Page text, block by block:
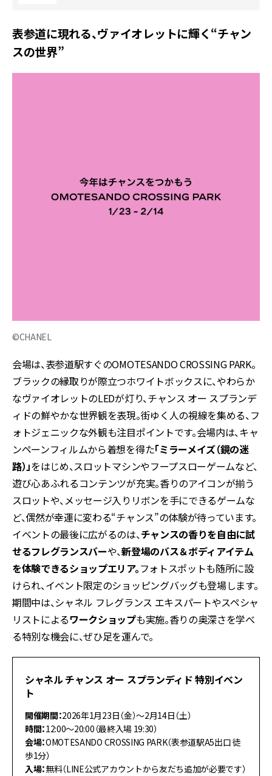
表参道に現れる、ヴァイオレットに輝く“チャン
スの世界”
©CHANEL
会場は、表参道駅すぐのOMOTESANDO CROSSING PARK。
ブラックの縁取りが際立つホワイトボックスに、やわらか
なヴァイオレットのLEDが灯り、チャンス オー スプランデ
ィドの鮮やかな世界観を表現。街ゆく人の視線を集める、フ
ォトジェニックな外観も注目ポイントです。会場内は、キャ
ンペーンフィルムから着想を得た「ミラーメイズ（鏡の迷
路）」をはじめ、スロットマシンやフープスローゲームなど、
遊び心あふれるコンテンツが充実。香りのアイコンが揃う
スロットや、メッセージ入りリボンを手にできるゲームな
ど、偶然が幸運に変わる“チャンス”の体験が待っています。
イベントの最後に広がるのは、チャンスの香りを自由に試
せるフレグランスバーや、新登場のバス＆ボディアイテム
を体験できるショップエリア。フォトスポットも随所に設
けられ、イベント限定のショッピングバッグも登場します。
期間中は、シャネル フレグランス エキスパートやスペシャ
リストによるワークショップも実施。香りの奥深さを学べ
る特別な機会に、ぜひ足を運んで。
シャネル チャンス オー スプランディド 特別イベン
ト
開催期間：2026年1月23日（金）～2月14日（土）
時間：12:00～20:00（最終入場 19:30）
会場：OMOTESANDO CROSSING PARK（表参道駅A5出口 徒
歩1分）
入場：無料（LINE公式アカウントから友だち追加が必要です）